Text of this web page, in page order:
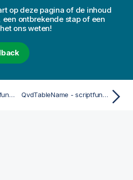
op deze pagina of de inhoud
ontbrekende stap of een
ons weten!
QvdNoOfFields - scriptfunctie QvdTableName - scriptfunctie